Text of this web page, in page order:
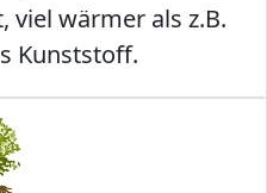
wärmer als z.B.
Kunststoff.